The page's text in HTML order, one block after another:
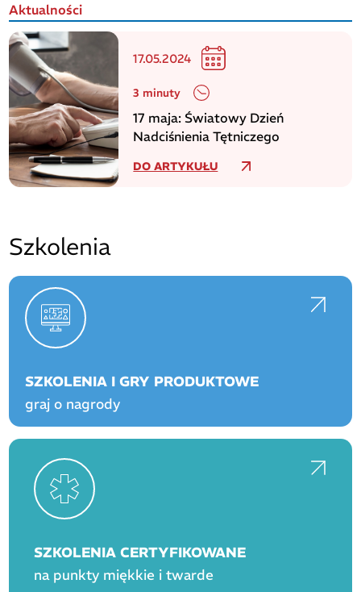
Aktualności
17.05.2024
3 minuty
17 maja: Światowy Dzień
Nadciśnienia Tętniczego
DO ARTYKUŁU
Szkolenia
SZKOLENIA I GRY PRODUKTOWE
graj o nagrody
SZKOLENIA CERTYFIKOWANE
na punkty miękkie i twarde